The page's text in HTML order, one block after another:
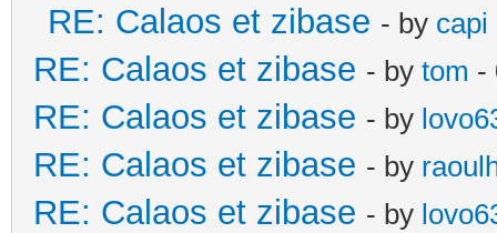
RE: Calaos et zibase - by capi
RE: Calaos et zibase - by tom -
RE: Calaos et zibase - by
RE: Calaos et zibase - by
RE: Calaos et zibase - by